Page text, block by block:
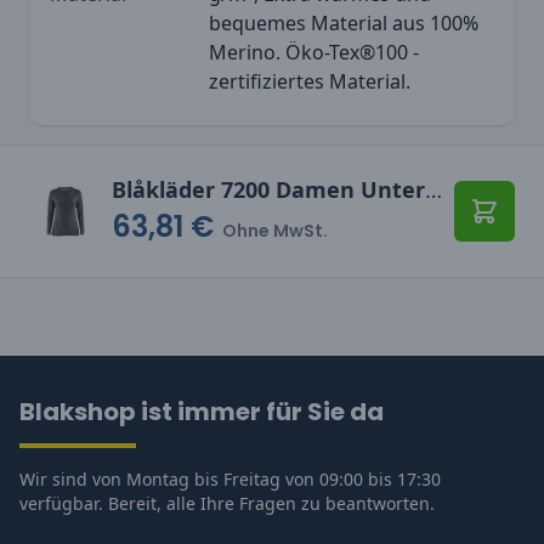
bequemes Material aus 100%
Merino. Öko-Tex®100 -
zertifiziertes Material.
Blåkläder 7200 Damen Unterhemd WARM, 100% Merinowolle
63,81 € Ohne MwSt. In
Blakshop ist immer für Sie da
Wir sind von Montag bis Freitag von 09:00 bis 17:30
verfügbar. Bereit, alle Ihre Fragen zu beantworten.